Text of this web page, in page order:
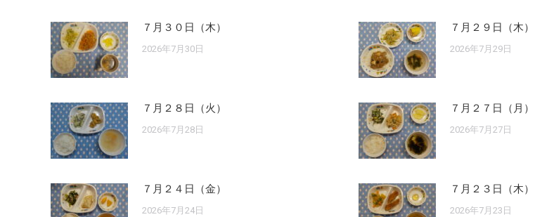
７月３０日（木）
2026年7月30日
７月２９日（木）
2026年7月29日
７月２８日（火）
2026年7月28日
７月２７日（月）
2026年7月27日
７月２４日（金）
2026年7月24日
７月２３日（木）
2026年7月23日